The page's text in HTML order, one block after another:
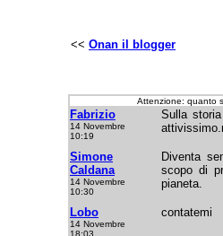
<< Onan il blogger
Attenzione: quanto
Fabrizio
14 Novembre
10:19
Sulla
Simone
Caldana
14 Novembre
10:30
Diventa
scopo di
pianeta.
Lobo
14 Novembre
18:03
contatemi